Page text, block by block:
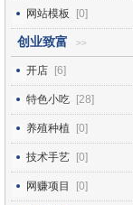
网站模板 [0]
创业致富 >>
开店 [6]
特色小吃 [28]
养殖种植 [0]
技术手艺 [0]
网赚项目 [0]